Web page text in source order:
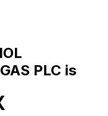
PLC is